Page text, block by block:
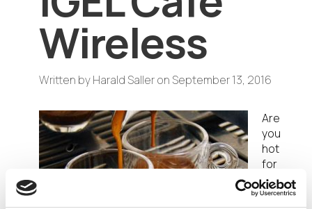
Wireless
Written byHarald Salleron September 13, 2016
Are
you
hot
for